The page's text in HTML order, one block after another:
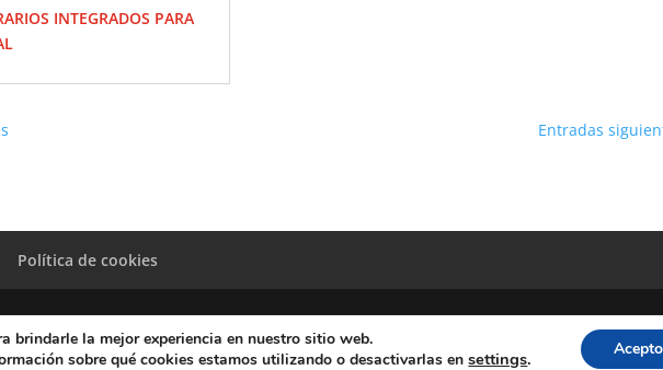
INTEGRADOS PARA
Entradas
Política de cookies
y Telecomunicaciones. Diputacion Provincial Alicante
brindarle la mejor experiencia en nuestro sitio web.
sobre qué cookies estamos utilizando o desactivarlas ensettings. Acepto